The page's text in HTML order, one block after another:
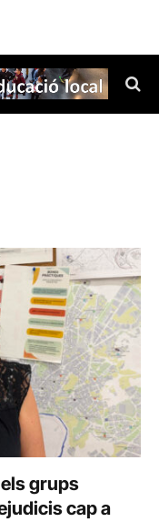
grups
cap a